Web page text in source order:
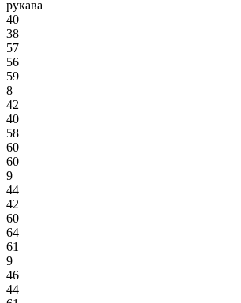
рукава
40
38
57
56
59
8
42
40
58
60
60
9
44
42
60
64
61
9
46
44